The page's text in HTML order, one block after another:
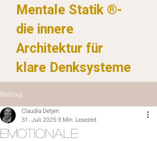
Mentale Statik ®-
die innere
Architektur für
klare Denksysteme
Beitrag
Emotionale
Claudia Detjen
31. Juli 2025 3 Min. Lesezeit